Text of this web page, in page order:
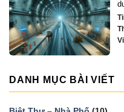
DANH MỤC BÀI VIẾT